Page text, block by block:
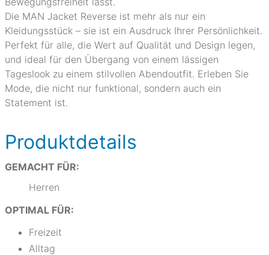
Die MAN Jacket Reverse ist mehr als nur ein
Kleidungsstück – sie ist ein Ausdruck Ihrer Persönlichkeit.
Perfekt für alle, die Wert auf Qualität und Design legen,
und ideal für den Übergang von einem lässigen
Tageslook zu einem stilvollen Abendoutfit. Erleben Sie
Mode, die nicht nur funktional, sondern auch ein
Statement ist.
Produktdetails
GEMACHT FÜR:
Herren
OPTIMAL FÜR:
Freizeit
Alltag